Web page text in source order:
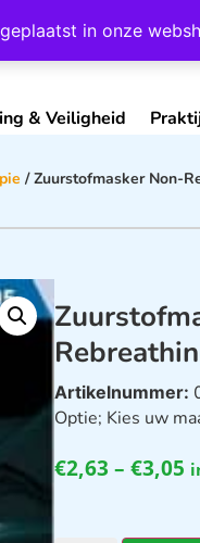
in onze
& Veiligheid
/ Zuurstofmasker Non-
Artikelnummer:
Optie; Kies uw
€2,63 – €3,05